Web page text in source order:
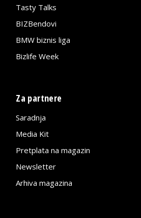
Tasty Talks
BIZBendovi
BMW biznis liga
Bizlife Week
Za partnere
Saradnja
Media Kit
Pretplata na magazin
Newsletter
Arhiva magazina